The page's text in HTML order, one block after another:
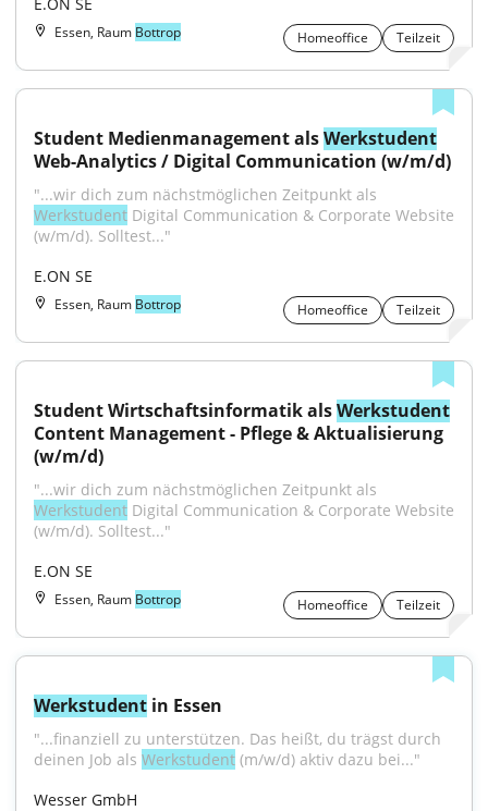
Essen, Raum Bottrop Homeoffice Teilzeit
Student Medienmanagement als Werkstudent
Web-Analytics / Digital Communication (w/m/d)
Werkstudent Digital Communication & Corporate Website
(w/m/d). Solltest..."
E.ON SE
Essen, Raum Bottrop Homeoffice Teilzeit
Student Wirtschaftsinformatik als Werkstudent
Content Management - Pflege & Aktualisierung
(w/m/d)
Werkstudent Digital Communication & Corporate Website
(w/m/d). Solltest..."
E.ON SE
Essen, Raum Bottrop Homeoffice Teilzeit
Werkstudent in Essen
"...finanziell zu unterstützen. Das heißt, du trägst durch
deinen Job als Werkstudent (m/w/d) aktiv dazu bei..."
Wesser GmbH